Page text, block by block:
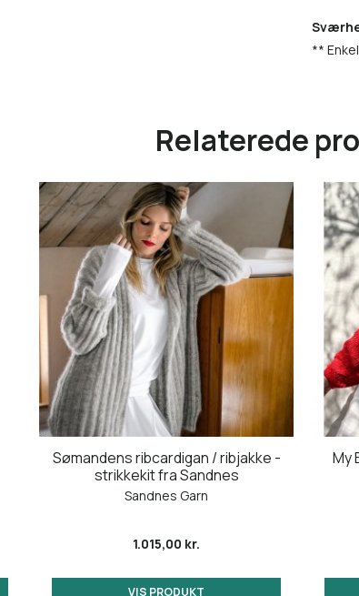
** Enkel
Relaterede
Sømandens ribcardigan / ribjakke -
strikkekit fra Sandnes
Sandnes Garn
1.015,00 kr.
VIS PRODUKT
My